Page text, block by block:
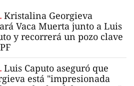
Kristalina Georgieva
Vaca Muerta junto a Luis
y recorrerá un pozo clave
Luis Caputo aseguró que
está "impresionada